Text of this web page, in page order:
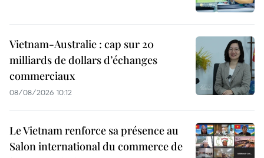
Vietnam-Australie : cap sur 20
milliards de dollars d’échanges
commerciaux
08/08/2026 10:12
Le Vietnam renforce sa présence au
Salon international du commerce de